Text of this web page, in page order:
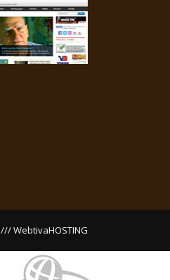
/// WebtivaHOSTING